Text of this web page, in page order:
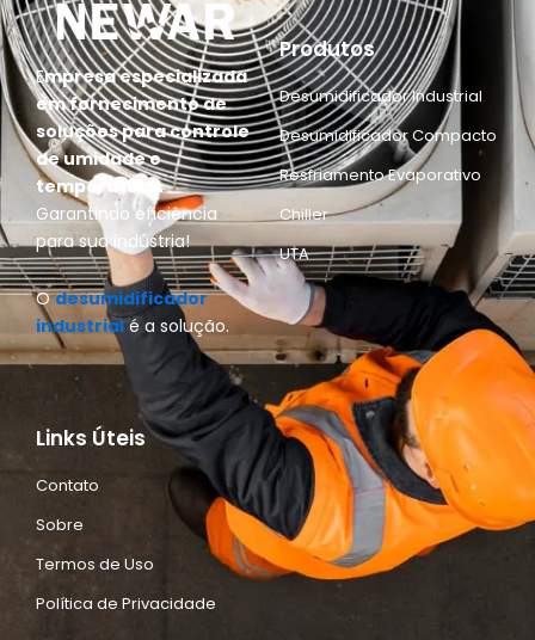
Empresa especializada
em fornecimento de
soluções para controle
de umidade e
temperatura.
Garantindo eficiência
para sua indústria!
Odesumidificador
industrialé a solução.
Produtos
Desumidificador Industrial
Desumidificador Compacto
Resfriamento Evaporativo
Chiller
UTA
Links Úteis
Contato
Sobre
Termos de Uso
Política de Privacidade